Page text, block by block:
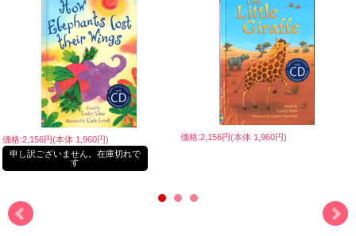
価格:2,156円(本体 1,960円)
申し訳ございません。在庫切れで
す
価格:2,156円(本体 1,960円)